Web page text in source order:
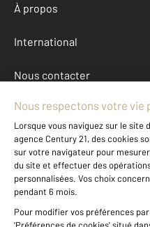
À propos
International
Nous contacter
Mentions légales &
Données